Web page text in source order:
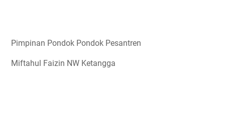
Pimpinan Pondok Pondok Pesantren
Miftahul Faizin NW Ketangga